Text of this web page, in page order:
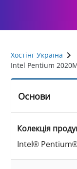
Хостінг Україна
Intel Pentium
Основи
Колекція
Intel®